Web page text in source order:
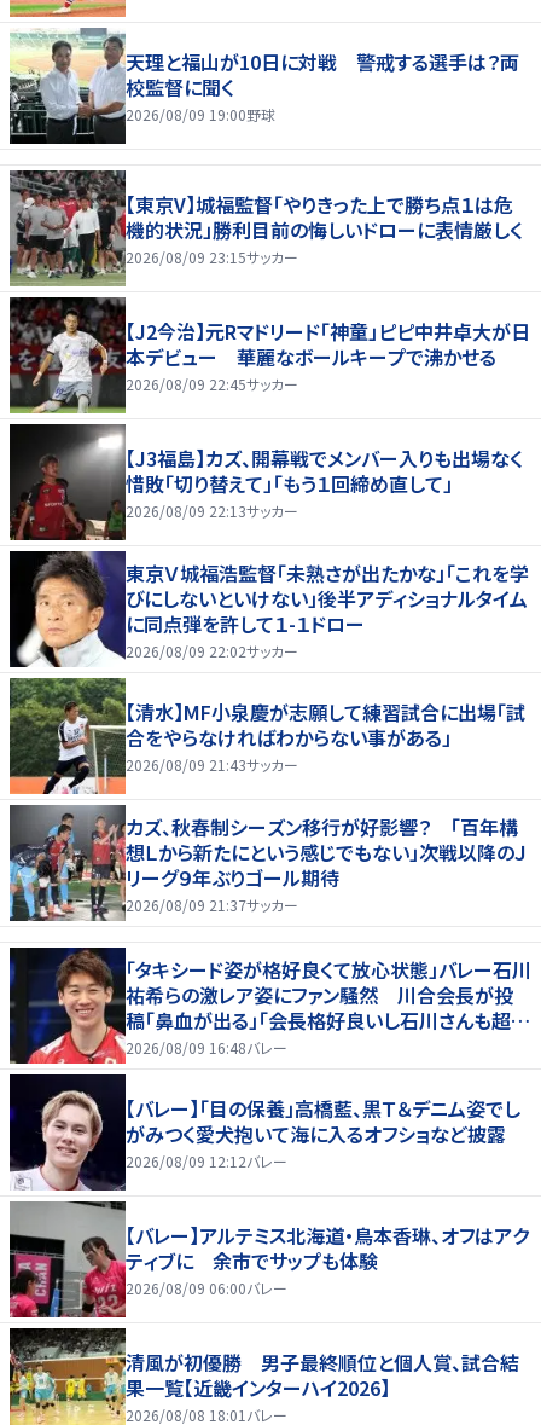
天理と福山が10日に対戦 警戒する選手は？両
校監督に聞く
2026/08/09 19:00野球
【東京V】城福監督「やりきった上で勝ち点１は危
機的状況」勝利目前の悔しいドローに表情厳しく
2026/08/09 23:15サッカー
【J2今治】元Rマドリード「神童」ピピ中井卓大が日
本デビュー 華麗なボールキープで沸かせる
2026/08/09 22:45サッカー
【J3福島】カズ、開幕戦でメンバー入りも出場なく
惜敗「切り替えて」「もう１回締め直して」
2026/08/09 22:13サッカー
東京Ｖ城福浩監督「未熟さが出たかな」「これを学
びにしないといけない」後半アディショナルタイム
に同点弾を許して１-１ドロー
2026/08/09 22:02サッカー
【清水】MF小泉慶が志願して練習試合に出場「試
合をやらなければわからない事がある」
2026/08/09 21:43サッカー
カズ、秋春制シーズン移行が好影響？ 「百年構
想Ｌから新たにという感じでもない」次戦以降のＪ
リーグ９年ぶりゴール期待
2026/08/09 21:37サッカー
「タキシード姿が格好良くて放心状態」バレー石川
祐希らの激レア姿にファン騒然 川合会長が投
稿「鼻血が出る」「会長格好良いし石川さんも超格
好いい」
2026/08/09 16:48バレー
【バレー】「目の保養」高橋藍、黒Ｔ＆デニム姿でし
がみつく愛犬抱いて海に入るオフショなど披露
2026/08/09 12:12バレー
【バレー】アルテミス北海道・鳥本香琳、オフはアク
ティブに 余市でサップも体験
2026/08/09 06:00バレー
清風が初優勝 男子最終順位と個人賞、試合結
果一覧【近畿インターハイ2026】
2026/08/08 18:01 バレー